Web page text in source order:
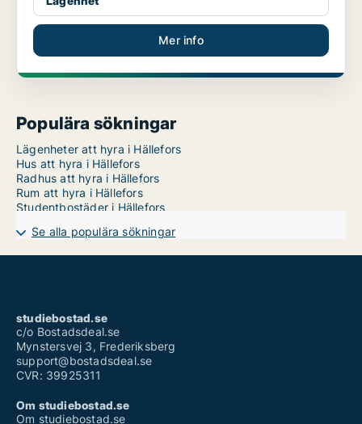
Mer info
Populära sökningar
Lägenheter att hyra i Hällefors
Hus att hyra i Hällefors
Radhus att hyra i Hällefors
Rum att hyra i Hällefors
Studentbostäder i Hällefors
Se alla populära sökningar
studiebostad.se
c/o Bostadsdeal.se
Mynstersvej 3, Frederiksberg
support@bostadsdeal.se
CVR: 39925311
Om studiebostad.se
Om studiebostad.se